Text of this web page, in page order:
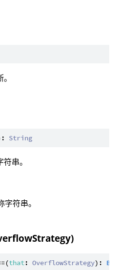
String
串。
符串。
that: OverflowStrategy):